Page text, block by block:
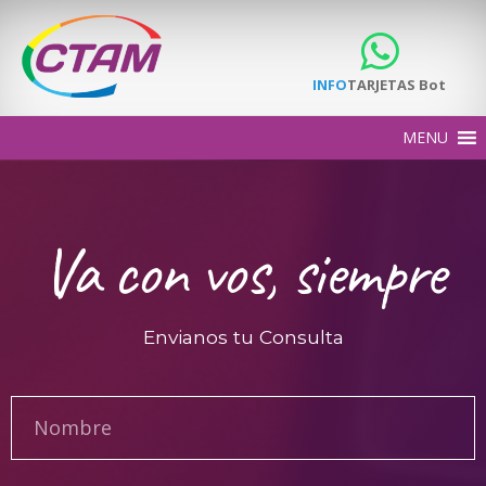
INFOTARJETAS Bot
Va con vos, siempre
Envianos tu Consulta
Nombre